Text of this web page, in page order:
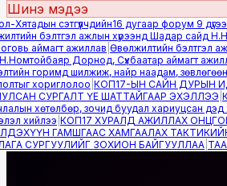
Шинэ мэдээ
сэтгүүлчдийн16 дугаар форум 9
бэлтгэл ажлын хүрээнд Шадар сайд
аймагт ажиллав|Өвөлжилтийн бэлтгэл
Дорнод, Сүхбаатар аймагт
горимд шилжиж, найр наадам, зөвлөгөөн,
хориглолоо|КОП17-ЫН САЙН ДУРЫН
СУРГАЛТ ҮЕ ШАТТАЙГААР ЭХЭЛЛЭЭ|
хөтөлбөр, зочид буудал хариуцсан дэд
хийлээ|КОП17 ХУРАЛД АЖИЛЛАХ
ГАМШГААС ХАМГААЛАХ ТАКТИКИЙН
СУРГУУЛИЙГ ЗОХИОН БАЙГУУЛЛАА|